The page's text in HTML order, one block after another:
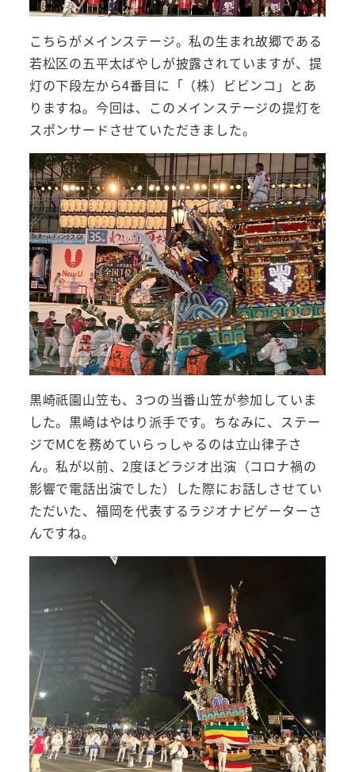
こちらがメインステージ。私の生まれ故郷である
若松区の五平太ばやしが披露されていますが、提
灯の下段左から4番目に「（株）ビビンコ」とあ
りますね。今回は、このメインステージの提灯を
スポンサードさせていただきました。
黒崎祇園山笠も、3つの当番山笠が参加していま
した。黒崎はやはり派手です。ちなみに、ステー
ジでMCを務めていらっしゃるのは立山律子さ
ん。私が以前、2度ほどラジオ出演（コロナ禍の
影響で電話出演でした）した際にお話しさせてい
ただいた、福岡を代表するラジオナビゲーターさ
んですね。